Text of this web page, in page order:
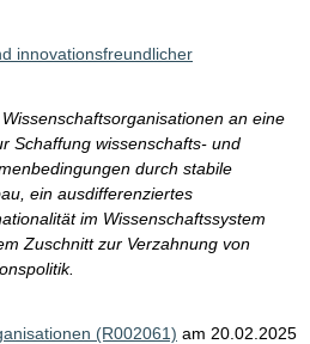
innovationsfreundlicher
an eine
Schaffung wissenschafts- und
durch stabile
ein ausdifferenziertes
im Wissenschaftssystem
Zuschnitt zur Verzahnung von
(R002061) am 20.02.2025